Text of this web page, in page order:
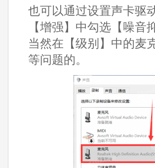
也可以通过设置声卡驱
【增强】中勾选【噪
当然在【级别】中的麦
等问题的。